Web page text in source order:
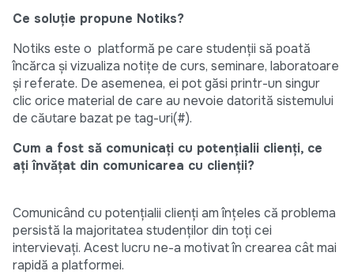
Ce soluție propune Notiks?
Notiks este o platformă pe care studenții să poată
încărca și vizualiza notițe de curs, seminare, laboratoare
și referate. De asemenea, ei pot găsi printr-un singur
clic orice material de care au nevoie datorită sistemului
de căutare bazat pe tag-uri(#).
Cum a fost să comunicați cu potențialii clienți, ce
ați învățat din comunicarea cu clienții?
Comunicând cu potențialii clienți am înțeles că problema
persistă la majoritatea studenților din toți cei
intervievați. Acest lucru ne-a motivat în crearea cât mai
rapidă a platformei.